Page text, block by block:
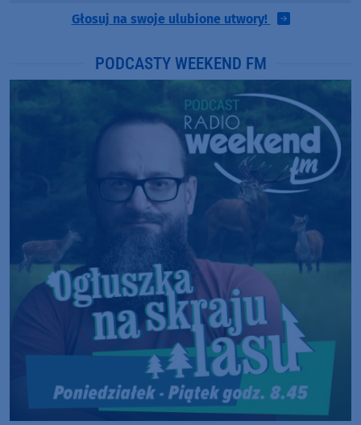
Głosuj na swoje ulubione utwory!
PODCASTY WEEKEND FM